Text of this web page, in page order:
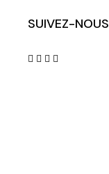
SUIVEZ-NOUS